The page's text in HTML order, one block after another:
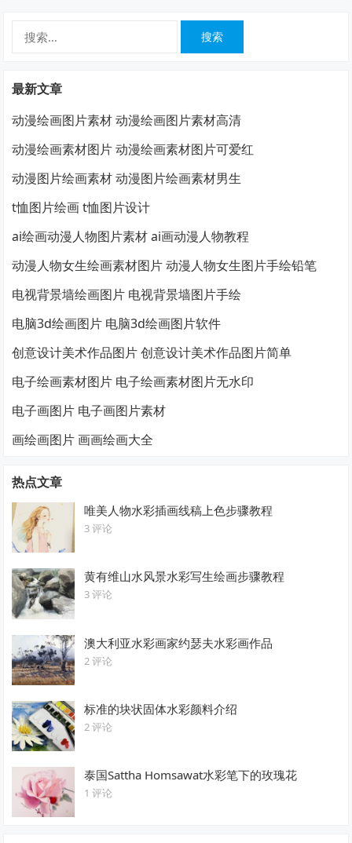
最新文章
动漫绘画图片素材 动漫绘画图片素材高清
动漫绘画素材图片 动漫绘画素材图片可爱红
动漫图片绘画素材 动漫图片绘画素材男生
t恤图片绘画 t恤图片设计
ai绘画动漫人物图片素材 ai画动漫人物教程
动漫人物女生绘画素材图片 动漫人物女生图片手绘铅笔
电视背景墙绘画图片 电视背景墙图片手绘
电脑3d绘画图片 电脑3d绘画图片软件
创意设计美术作品图片 创意设计美术作品图片简单
电子绘画素材图片 电子绘画素材图片无水印
电子画图片 电子画图片素材
画绘画图片 画画绘画大全
热点文章
唯美人物水彩插画线稿上色步骤教程
3 评论
黄有维山水风景水彩写生绘画步骤教程
3 评论
澳大利亚水彩画家约瑟夫水彩画作品
2 评论
标准的块状固体水彩颜料介绍
2 评论
泰国Sattha Homsawat水彩笔下的玫瑰花
1 评论